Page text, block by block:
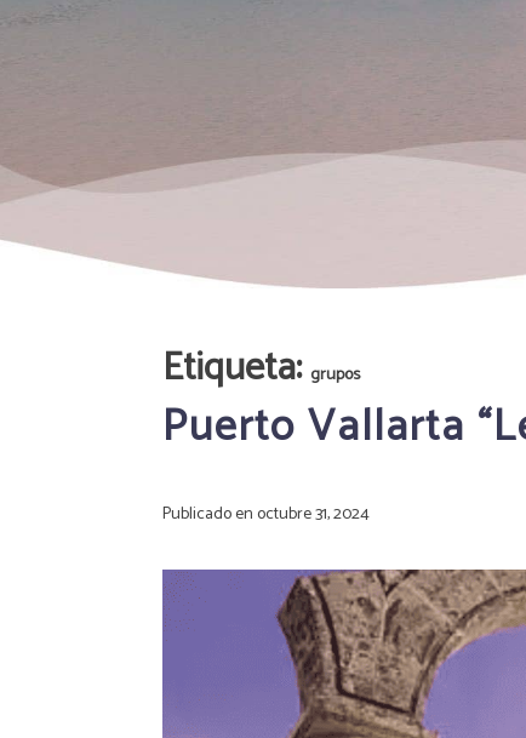
Etiqueta: grupos
Puerto Vallarta
Publicado enoctubre 31, 2024